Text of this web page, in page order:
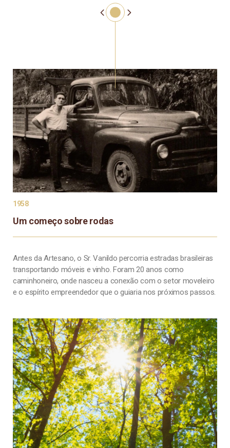
1958
Um começo sobre rodas
Antes da Artesano, o Sr. Vanildo percorria estradas brasileiras
transportando móveis e vinho. Foram 20 anos como
caminhoneiro, onde nasceu a conexão com o setor moveleiro
e o espírito empreendedor que o guiaria nos próximos passos.